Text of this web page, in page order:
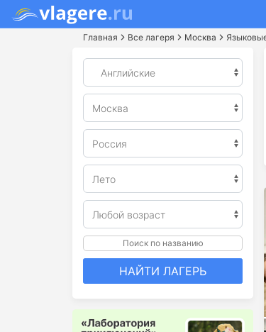
Главная Все лагеря Москва
Поиск по названию
НАЙТИ ЛАГЕРЬ